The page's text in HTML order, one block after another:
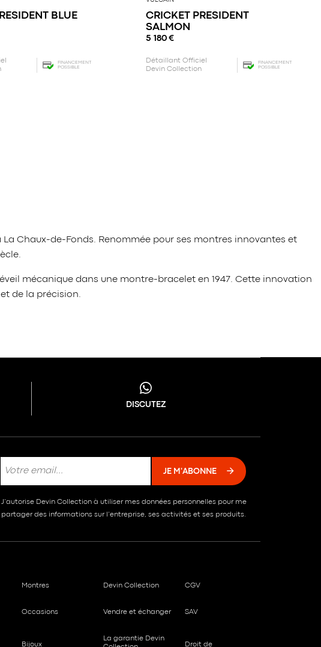
BLUE
FINANCEMENT
POSSIBLE
CRICKET PRESIDENT
SALMON
5 180 €
Détaillant Officiel
Devin Collection
FINANCEMENT
POSSIBLE
La Chaux-de-Fonds. Renommée pour ses montres innovantes et
mécanique dans une montre-bracelet en 1947. Cette innovation
de la précision.
DISCUTEZ
JE M'ABONNE
J’autorise Devin Collection à utiliser mes données personnelles pour me
partager des informations sur l’entreprise, ses activités et ses produits.
Montres
Occasions
Bijoux
Devin Collection
Vendre et échanger
La garantie Devin
CGV
SAV
Droit de